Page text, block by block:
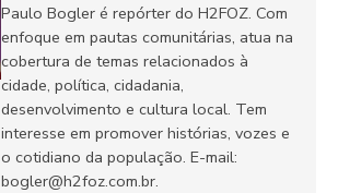
Paulo Bogler é repórter do H2FOZ. Com
enfoque em pautas comunitárias, atua na
cobertura de temas relacionados à
cidade, política, cidadania,
desenvolvimento e cultura local. Tem
interesse em promover histórias, vozes e
o cotidiano da população. E-mail:
bogler@h2foz.com.br.